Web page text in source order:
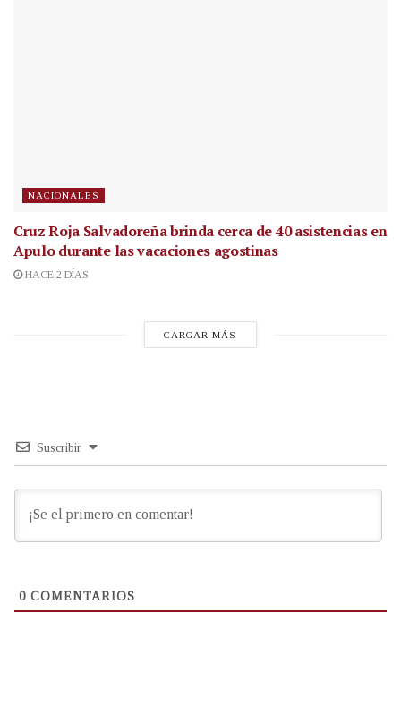
NACIONALES
Cruz Roja Salvadoreña brinda cerca de 40 asistencias en
Apulo durante las vacaciones agostinas
HACE 2 DÍAS
CARGAR MÁS
Suscribir
0 COMENTARIOS